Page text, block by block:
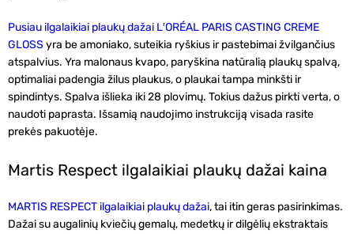
Pusiau ilgalaikiai plaukų dažai L′ORÉAL PARIS CASTING CREME
GLOSS yra be amoniako, suteikia ryškius ir pastebimai žvilgančius
atspalvius. Yra malonaus kvapo, paryškina natūralią plaukų spalvą,
optimaliai padengia žilus plaukus, o plaukai tampa minkšti ir
spindintys. Spalva išlieka iki 28 plovimų. Tokius dažus pirkti verta, o
naudoti paprasta. Išsamią naudojimo instrukciją visada rasite
prekės pakuotėje.
Martis Respect ilgalaikiai plaukų dažai kaina
MARTIS RESPECT ilgalaikiai plaukų dažai, tai itin geras pasirinkimas.
Dažai su augalinių kviečių gemalų, medetkų ir dilgėlių ekstraktais